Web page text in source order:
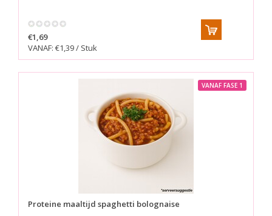
€1,69
VANAF: €1,39 / Stuk
VANAF FASE 1
Proteine maaltijd spaghetti bolognaise